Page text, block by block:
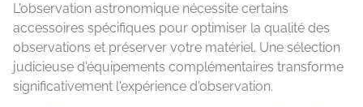
L'observation astronomique nécessite certains
accessoires spécifiques pour optimiser la qualité des
observations et préserver votre matériel. Une sélection
judicieuse d'équipements complémentaires transforme
significativement l'expérience d'observation.